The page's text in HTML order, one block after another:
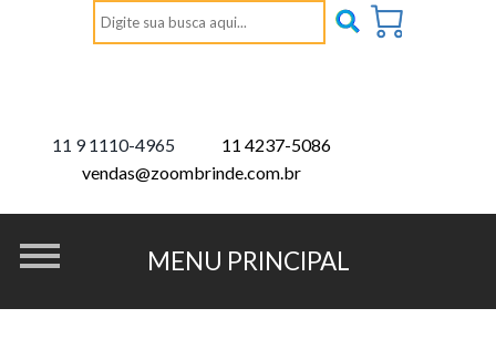
11 9 1110-4965
11 4237-5086
vendas@zoombrinde.com.br